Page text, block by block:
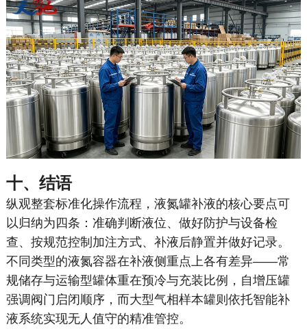
十、结语
纵观整套标准化操作流程，液氮罐补液的核心要点可
以归纳为四条：准确判断液位、做好防护与设备检
查、按规范控制加注方式、补液后静置并做好记录。
不同类型的液氮容器在补液侧重点上各有差异——常
规储存与运输型罐体重在预冷与充装比例，自增压罐
强调阀门启闭顺序，而大型气相样本罐则依托智能补
液系统实现无人值守的精准管控。